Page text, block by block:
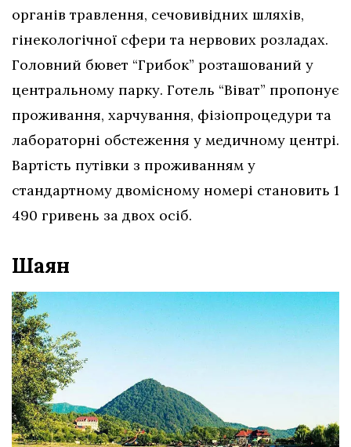
органів травлення, сечовивідних шляхів,
гінекологічної сфери та нервових розладах.
Головний бювет “Грибок” розташований у
центральному парку. Готель “Віват” пропонує
проживання, харчування, фізіопроцедури та
лабораторні обстеження у медичному центрі.
Вартість путівки з проживанням у
стандартному двомісному номері становить 1
490 гривень за двох осіб.
Шаян